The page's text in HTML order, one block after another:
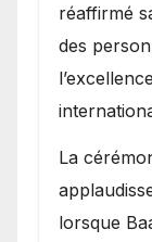
réaffirmé
des
​La
lorsque